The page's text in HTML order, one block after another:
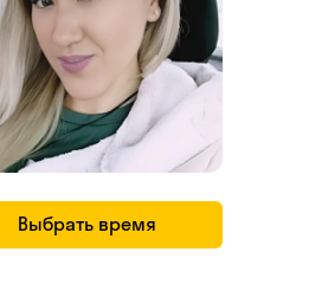
Выбрать время